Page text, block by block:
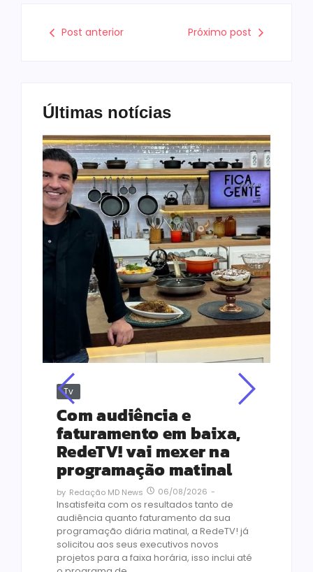
Post anterior Próximo post
Últimas notícias
Tv
Com audiência e
faturamento em baixa,
RedeTV! vai mexer na
programação matinal
by Redação MD News 06/08/2026 -
Insatisfeita com os resultados tanto de
audiência quanto faturamento da sua
programação diária matinal, a RedeTV! já
solicitou aos seus executivos novos
projetos para a faixa horária, isso inclui até